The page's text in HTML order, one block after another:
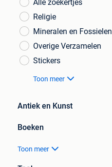
Alle zoekertjes
Religie
Mineralen en Fossielen
Overige Verzamelen
Stickers
Toon meer
Antiek en Kunst
Boeken
Toon meer